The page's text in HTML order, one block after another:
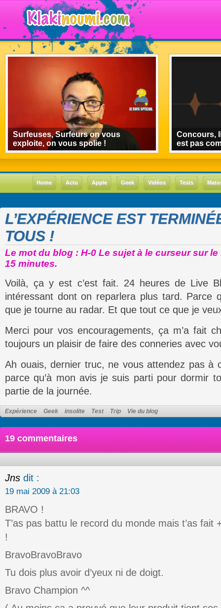
Surfeuses, Surfeurs on vous
exploite, on vous spolie !
Concours,
est pas
Home Actu Apple Geek Vidéos Tests
L’EXPÉRIENCE EST
TOUS !
Le mot du blog : H-0 Le sujet à le curseur sur
15 minutes.
Voilà, ça y est c’est fait. 24 heures de Live
intéressant dont on reparlera plus tard. Parce
que je tourne au radar. Et que tout ce que je
Merci pour vos encouragements, ça m’a fait
toujours un plaisir de faire des conneries avec
Ah ouais, dernier truc, ne vous attendez pas à
parce qu’à mon avis je suis parti pour dormir
partie de la journée.
Expérience Geek insolite Test Trip Vie du blog
19 commentaires
Jns dit :
19 mai 2009 à 21:03
BRAVO !
T’as pas battu le record du monde mais t’as fait
!
BravoBravoBravo
Tu dois plus avoir d’yeux ni de doigt.
Bravo Champion ^^